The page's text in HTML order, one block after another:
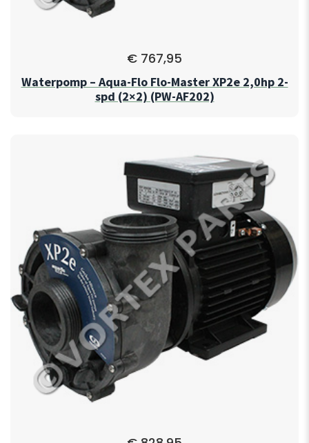
€ 767,95
Waterpomp – Aqua-Flo Flo-Master XP2e 2,0hp 2-
spd (2×2) (PW-AF202)